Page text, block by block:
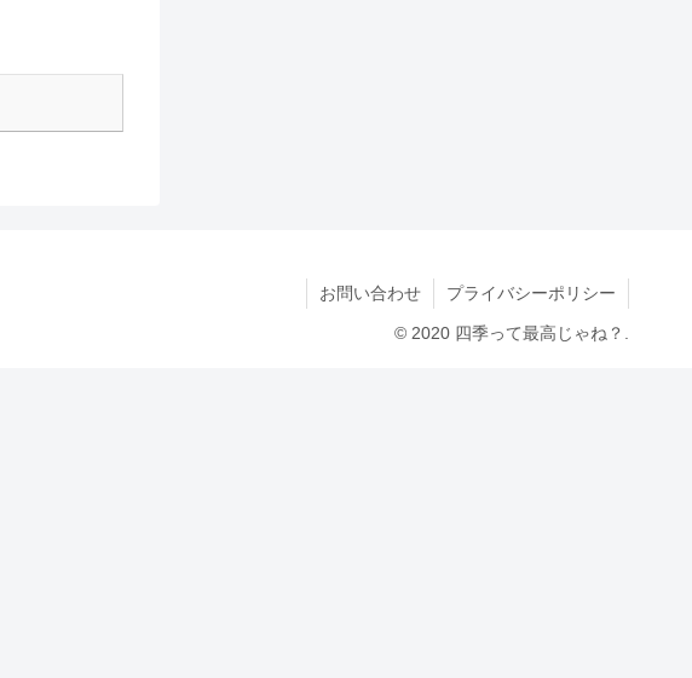
お問い合わせ プライバシーポリシー
© 2020 四季って最高じゃね？.